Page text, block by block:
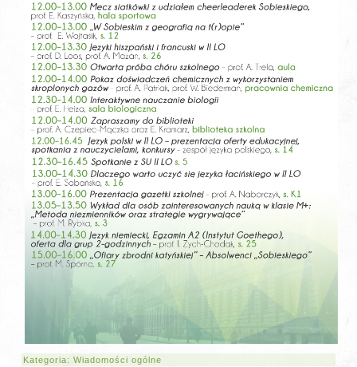
Kategoria:Wiadomości ogólne